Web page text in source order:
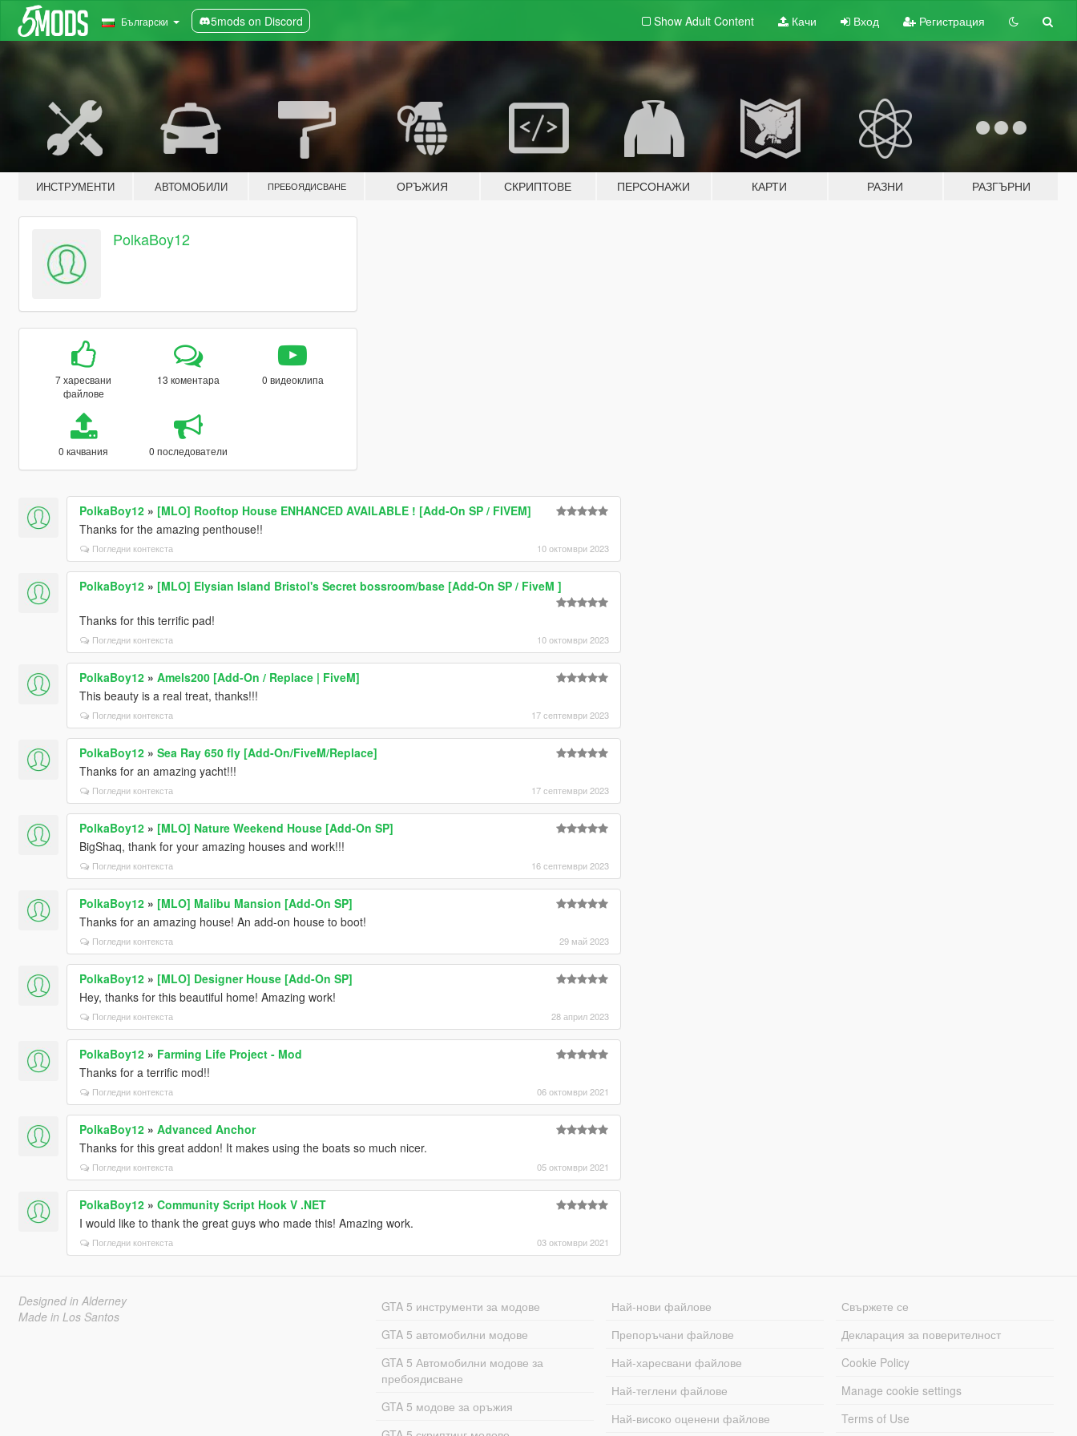
Български 5mods on Discord Show Adult Content Качи Вход Регистрация
ИНСТРУМЕНТИ АВТОМОБИЛИ ПРЕБОЯДИСВАНЕ ОРЪЖИЯ СКРИПТОВЕ ПЕРСОНАЖИ КАРТИ РАЗНИ РАЗГЪРНИ
PolkaBoy12
7 харесвани
файлове
13 коментара 0 видеоклипа
0 качвания 0 последователи
PolkaBoy12» [MLO] Rooftop House ENHANCED AVAILABLE ! [Add-On SP / FIVEM]
Thanks for the amazing penthouse!!
Погледни контекста 10 октомври 2023
PolkaBoy12» [MLO] Elysian Island Bristol's Secret bossroom/base [Add-On SP / FiveM ]
Thanks for this terrific pad!
Погледни контекста 10 октомври 2023
PolkaBoy12» Amels200 [Add-On / Replace | FiveM]
This beauty is a real treat, thanks!!!
Погледни контекста 17 септември 2023
PolkaBoy12» Sea Ray 650 fly [Add-On/FiveM/Replace]
Thanks for an amazing yacht!!!
Погледни контекста 17 септември 2023
PolkaBoy12» [MLO] Nature Weekend House [Add-On SP]
BigShaq, thank for your amazing houses and work!!!
Погледни контекста 16 септември 2023
PolkaBoy12» [MLO] Malibu Mansion [Add-On SP]
Thanks for an amazing house! An add-on house to boot!
Погледни контекста 29 май 2023
PolkaBoy12» [MLO] Designer House [Add-On SP]
Hey, thanks for this beautiful home! Amazing work!
Погледни контекста 28 април 2023
PolkaBoy12» Farming Life Project - Mod
Thanks for a terrific mod!!
Погледни контекста 06 октомври 2021
PolkaBoy12» Advanced Anchor
Thanks for this great addon! It makes using the boats so much nicer.
Погледни контекста 05 октомври 2021
PolkaBoy12» Community Script Hook V .NET
I would like to thank the great guys who made this! Amazing work.
Погледни контекста 03 октомври 2021
Designed in Alderney
Made in Los Santos
GTA 5 инструменти за модове
GTA 5 автомобилни модове
GTA 5 Автомобилни модове за
пребоядисване
GTA 5 модове за оръжия
Най-нови файлове
Препоръчани файлове
Най-харесвани файлове
Най-теглени файлове
Най-високо оценени файлове
Свържете се
Декларация за поверителност
Cookie Policy
Manage cookie settings
Terms of Use